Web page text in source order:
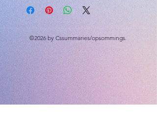
histogram, sirkelgrafiek, modus,
mediaan, gemiddeld, variasiewydte.
12 slides
©2026 by Cssummaries/opsommings.